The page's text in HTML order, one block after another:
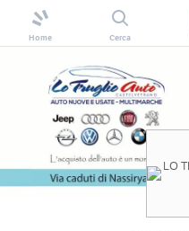
Home Cerca